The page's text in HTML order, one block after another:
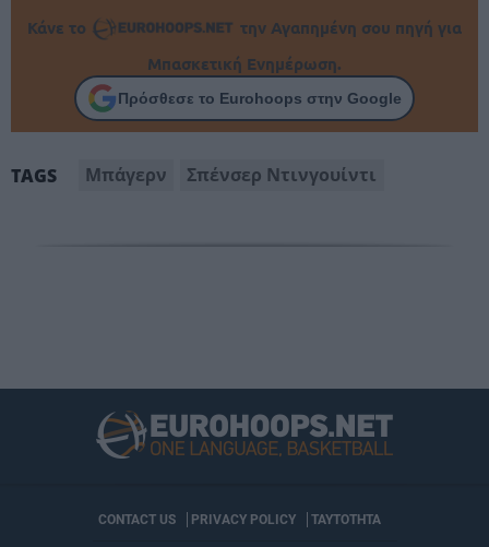
Κάνε το
την Αγαπημένη σου πηγή για
Μπασκετική Ενημέρωση.
Πρόσθεσε το Eurohoops στην Google
TAGS Μπάγερν Σπένσερ Ντινγουίντι
CONTACT US PRIVACY POLICY ΤΑΥΤΟΤΗΤΑ